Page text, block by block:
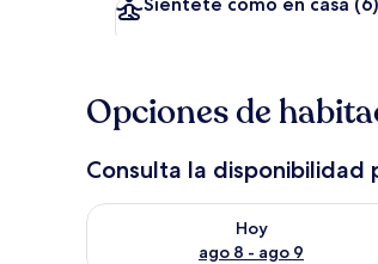
Opciones de
Consulta la disponibilidad
Hoy
ago 8 - ago 9
Consulta la disponibilidad para